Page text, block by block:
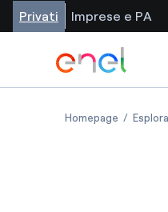
Privati Imprese e PA
Homepage